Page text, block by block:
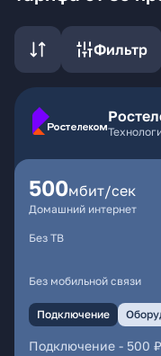
Фильтр
500мбит/сек
Домашний интернет
Без ТВ
Без мобильной связи
Подключение
Подключение - 500